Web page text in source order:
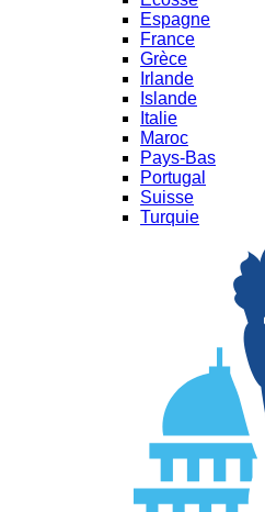
Espagne
France
Grèce
Irlande
Islande
Italie
Maroc
Pays-Bas
Portugal
Suisse
Turquie